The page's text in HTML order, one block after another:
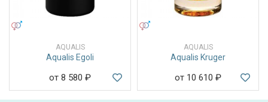
AQUALIS
Aqualis Egoli
от 8 580 ₽
AQUALIS
Aqualis Kruger
от 10 610 ₽